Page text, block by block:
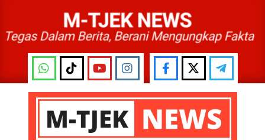
content